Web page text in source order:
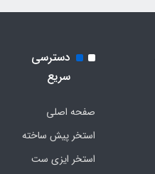
دسترسی
سریع
صفحه اصلی
استخر پیش ساخته
استخر ایزی ست